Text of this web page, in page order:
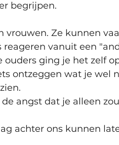
begrijpen.
vrouwen. Ze kunnen
vanuit een
ging je het zelf
ontzeggen wat je wel
angst dat je alleen
achter ons kunnen